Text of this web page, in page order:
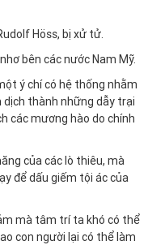
Höss, bị xử tử.
bên các nước Nam Mỹ.
ý chí có hệ thống nhằm
thành những dẫy trại
các mương hào do chính
của các lò thiêu, mà
để dấu giếm tội ác của
mà tâm trí ta khó có thể
con người lại có thể làm